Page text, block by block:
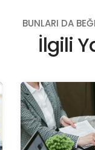
BUNLARI DA
İlgili